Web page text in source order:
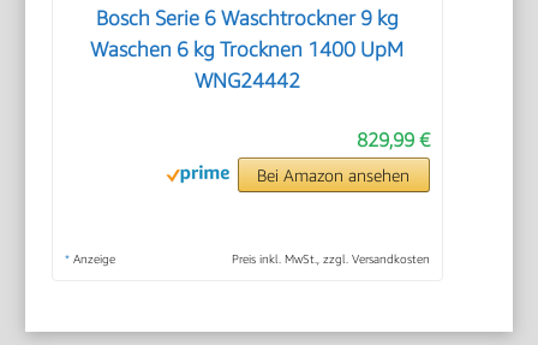
Bosch Serie 6 Waschtrockner 9 kg
Waschen 6 kg Trocknen 1400 UpM
WNG24442
829,99 €
Bei Amazon ansehen
* Anzeige Preis inkl. MwSt., zzgl. Versandkosten